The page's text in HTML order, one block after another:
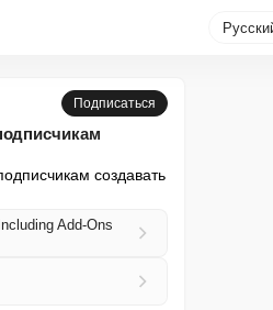
Подписаться
создавать
Add-Ons